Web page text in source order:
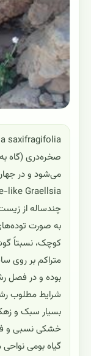
صخره‌دری (گاه
می‌شود و در
چندساله از
به صورت
کوچک، نسبتاً
متراکم بر روی
بوده و در فصل
شرایط مطلوب
بسیار سبک و
خشکی نسبی و
گیاه بومی نواحی